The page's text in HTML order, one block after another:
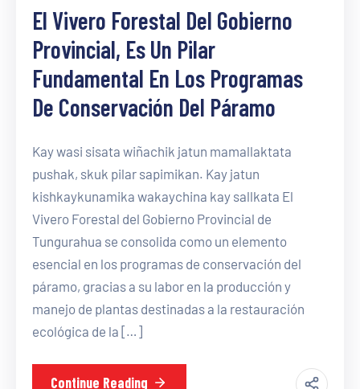
El Vivero Forestal Del Gobierno
Provincial, Es Un Pilar
Fundamental En Los Programas
De Conservación Del Páramo
Kay wasi sisata wiñachik jatun mamallaktata
pushak, skuk pilar sapimikan. Kay jatun
kishkaykunamika wakaychina kay sallkata El
Vivero Forestal del Gobierno Provincial de
Tungurahua se consolida como un elemento
esencial en los programas de conservación del
páramo, gracias a su labor en la producción y
manejo de plantas destinadas a la restauración
ecológica de la […]
Continue Reading